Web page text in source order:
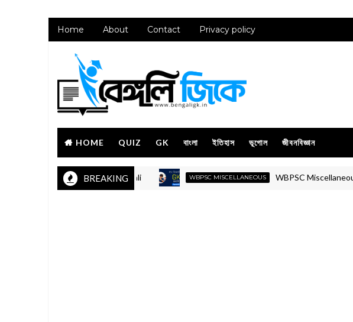
Home About Contact Privacy policy
HOME QUIZ GK বাংলা ইতিহাস ভূগোল জীবনবিজ্ঞান
BREAKING WBPSC MISCELLANEOUS WBPSC Miscellaneous GK